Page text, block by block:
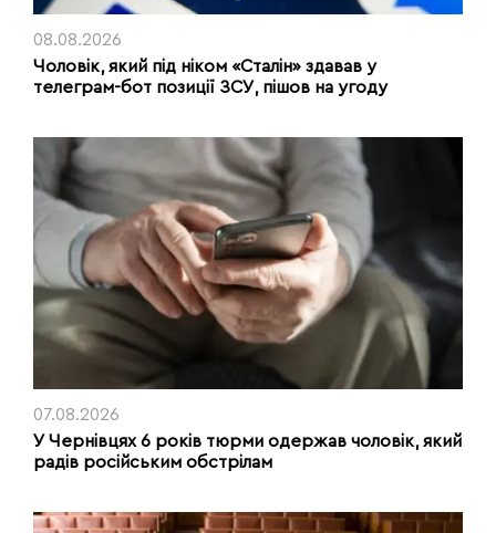
08.08.2026
Чоловік, який під ніком «Сталін» здавав у
телеграм-бот позиції ЗСУ, пішов на угоду
07.08.2026
У Чернівцях 6 років тюрми одержав чоловік, який
радів російським обстрілам